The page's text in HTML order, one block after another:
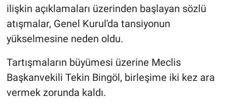
ilişkin açıklamaları üzerinden başlayan sözlü
atışmalar, Genel Kurul'da tansiyonun
yükselmesine neden oldu.
Tartışmaların büyümesi üzerine Meclis
Başkanvekili Tekin Bingöl, birleşime iki kez ara
vermek zorunda kaldı.